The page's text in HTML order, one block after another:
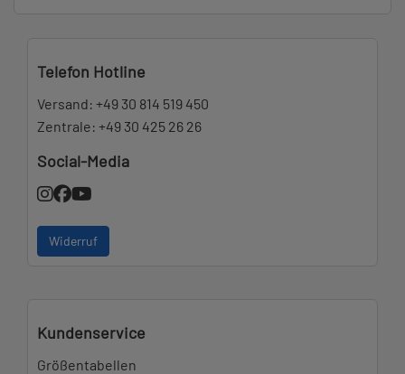
Telefon Hotline
Versand: +49 30 814 519 450
Zentrale: +49 30 425 26 26
Social-Media
Widerruf
Kundenservice
Größentabellen